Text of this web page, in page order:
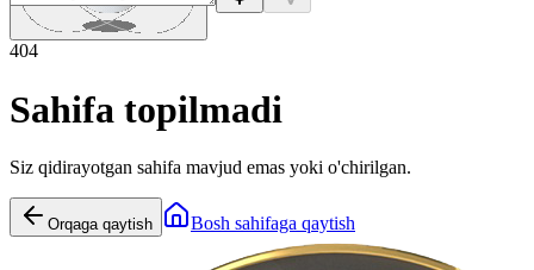
404
Sahifa topilmadi
Siz qidirayotgan sahifa mavjud emas yoki o'chirilgan.
Orqaga qaytish Bosh sahifaga qaytish